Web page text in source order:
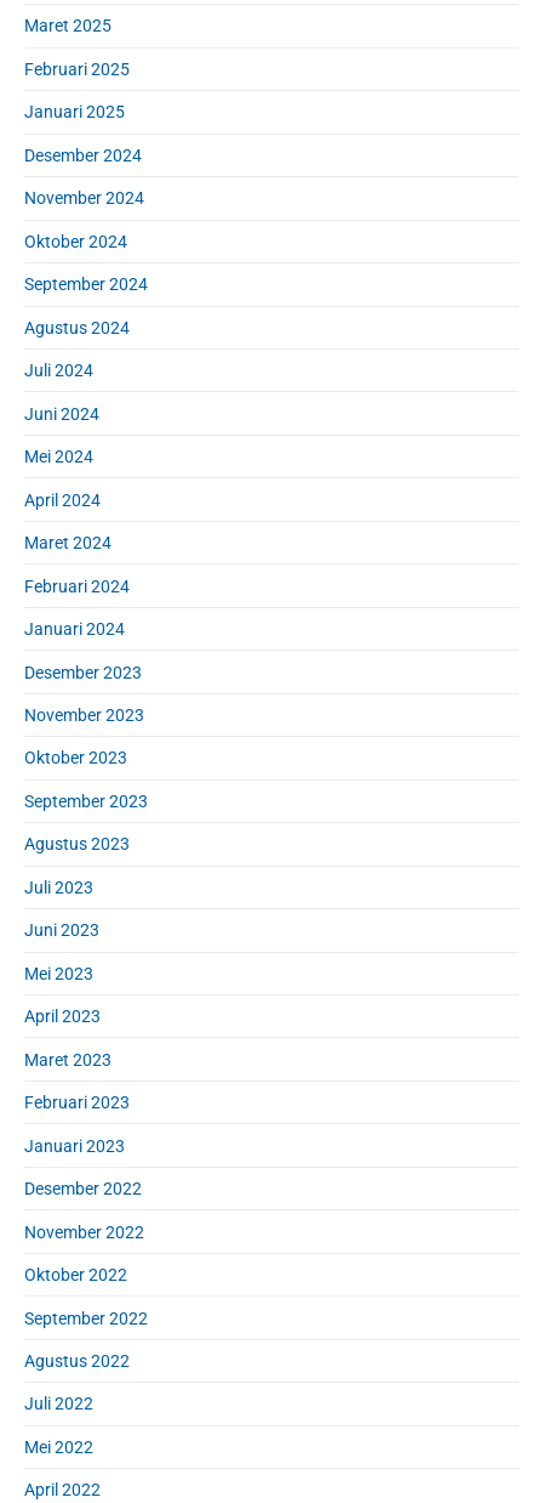
Maret 2025
Februari 2025
Januari 2025
Desember 2024
November 2024
Oktober 2024
September 2024
Agustus 2024
Juli 2024
Juni 2024
Mei 2024
April 2024
Maret 2024
Februari 2024
Januari 2024
Desember 2023
November 2023
Oktober 2023
September 2023
Agustus 2023
Juli 2023
Juni 2023
Mei 2023
April 2023
Maret 2023
Februari 2023
Januari 2023
Desember 2022
November 2022
Oktober 2022
September 2022
Agustus 2022
Juli 2022
Mei 2022
April 2022